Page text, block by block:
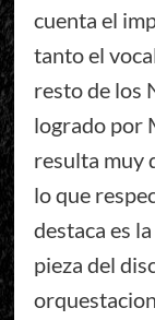
cuenta el
tanto el
resto de los
logrado por
resulta muy
lo que
destaca es
pieza del